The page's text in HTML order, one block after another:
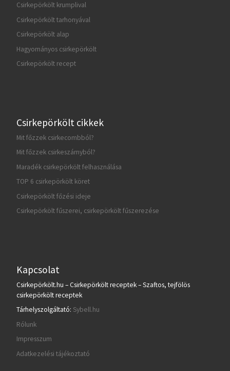
Csirkepörkölt krumplival
Csirkepörkölt tarhonyával
Csirkepörkölt alap
Hagyományos csirkepörkölt
Csirkepörkölt recept
Csirkepörkölt cikkek
Mit főzzek csirkecombból?
Mit főzzek csirkeszárnyból?
Maradék csirkepörkölt felhasználása
TOP 6 csirkepörkölt köret
Csirkepörkölt főzési ideje
Csirkepörkölt fűszerei, csirkepörkölt fűszerezése
Kapcsolat
Csirkepörkölt.hu – Csirkepörkölt receptek – Szaftos, tejfölös
csirkepörkölt receptek
Tárhelyszolgáltató: Sybell.hu
Rólunk
Impresszum
Adatkezelési tájékoztató